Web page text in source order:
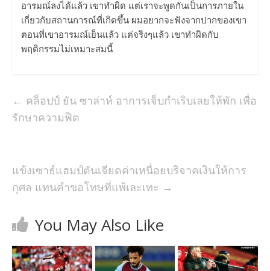
อารมณ์ลงได้แล้ว เขาทำผิด แต่เราจะพูดกันเป็นการภายใน
เกี่ยวกับสถานการณ์ที่เกิดขึ้น ผมอยากจะฟังจากปากของเขา
ตอนที่เขาอารมณ์เย็นแล้ว แต่จริงๆแล้ว เขาทำผิดกับ
พฤติกรรมไม่เหมาะสมนี้
← คล็อปป์ ยัน ซาล่าห์ อาการเจ็บกำเริบเลยให้พัก เพื่อ
รักษาความฟิต
แข้งเซาธ์แฮมป์ตันเจียดค่าเหนื่อยบริจาคเงินให้การ
กุศล แทนคำขอโทษที่แพ้เละเทะ →
You May Also Like